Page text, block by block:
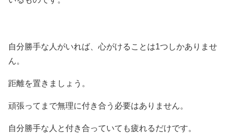
自分勝手な人がいれば、心がけることは1つしかありませ
ん。
距離を置きましょう。
頑張ってまで無理に付き合う必要はありません。
自分勝手な人と付き合っていても疲れるだけです。